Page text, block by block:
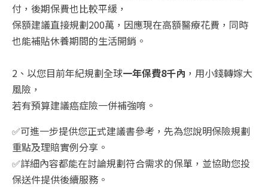
付，後期保費也比較平緩，
保額建議直接規劃200萬，因應現在高額醫療花費，同時
也能補貼休養期間的生活開銷。
2、以您目前年紀規劃全球一年保費8千內 ，用小錢轉嫁大
風險，
若有預算建議癌症險一併補強唷。
✅可進一步提供您正式建議書參考，先為您說明保險規劃
重點及理賠實例分享。
✅詳細內容都能在討論規劃符合需求的保單，並協助您投
保送件提供後續服務。